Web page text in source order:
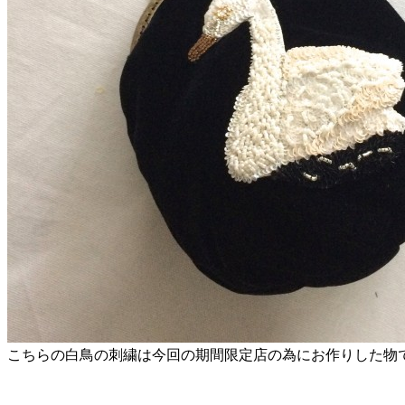
こちらの白鳥の刺繍は今回の期間限定店の為にお作りした物